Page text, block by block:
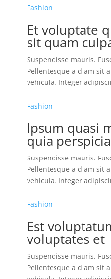
Fashion
Et voluptate
sit quam
Suspendisse mauris.
Pellentesque a diam sit
vehicula. Integer
Fashion
Ipsum quasi
quia
Suspendisse mauris.
Pellentesque a diam sit
vehicula. Integer
Fashion
Est
voluptates et
Suspendisse mauris.
Pellentesque a diam sit